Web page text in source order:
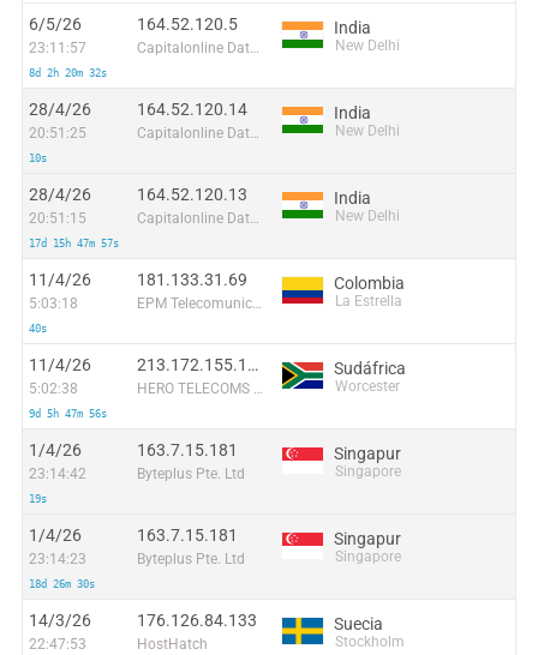
6/5/26
23:11:57
8d 2h 20m 32s
164.52.120.5
Capitalonline Data Service (HK) Co
India
New Delhi
28/4/26
20:51:25
10s
164.52.120.14
Capitalonline Data Service (HK) Co
India
New Delhi
28/4/26
20:51:15
17d 15h 47m 57s
164.52.120.13
Capitalonline Data Service (HK) Co
India
New Delhi
11/4/26
5:03:18
40s
181.133.31.69
EPM Telecomunicaciones S.A. E.S.P.
Colombia
La Estrella
11/4/26
5:02:38
9d 5h 47m 56s
213.172.155.142
HERO TELECOMS (PTY) LTD
Sudáfrica
Worcester
1/4/26
23:14:42
19s
163.7.15.181
Byteplus Pte. Ltd
Singapur
Singapore
1/4/26
23:14:23
18d 26m 30s
163.7.15.181
Byteplus Pte. Ltd
Singapur
Singapore
14/3/26
22:47:53
176.126.84.133
HostHatch
Suecia
Stockholm